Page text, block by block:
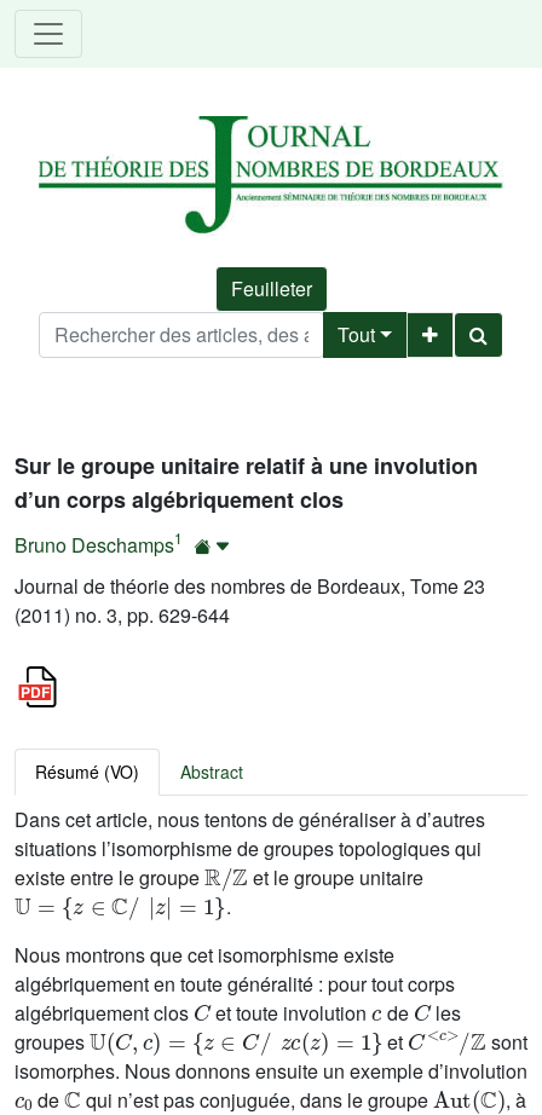
Feuilleter
Tout
Sur le groupe unitaire relatif à une involution
d’un corps algébriquement clos
Bruno Deschamps1
Journal de théorie des nombres de Bordeaux, Tome 23
(2011) no. 3, pp. 629-644
Résumé (VO) Abstract
Dans cet article, nous tentons de généraliser à d’autres
situations l’isomorphisme de groupes topologiques qui
existe entre le groupe
ℝ/ℤ
et le groupe unitaire
𝕌={z∈ℂ/|z|=1}
.
Nous montrons que cet isomorphisme existe
algébriquement en toute généralité : pour tout corps
algébriquement clos
C
et toute involution
c
de
C
les
groupes
𝕌(C,c)={z∈C/zc(z)=1}
et
C<c>
sont
isomorphes. Nous donnons ensuite un exemple d’involution
c0
de
ℂ
qui n’est pas conjuguée, dans le groupe
Aut(ℂ)
, à